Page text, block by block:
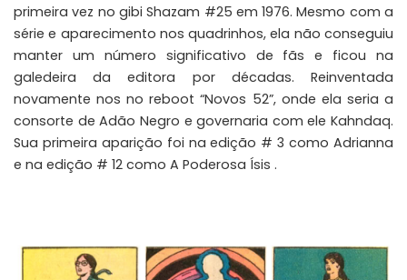
primeira vez no gibi Shazam #25 em 1976. Mesmo com a
série e aparecimento nos quadrinhos, ela não conseguiu
manter um número significativo de fãs e ficou na
galedeira da editora por décadas. Reinventada
novamente nos no reboot “Novos 52”, onde ela seria a
consorte de Adão Negro e governaria com ele Kahndaq.
Sua primeira aparição foi na edição # 3 como Adrianna
e na edição # 12 como A Poderosa Ísis .